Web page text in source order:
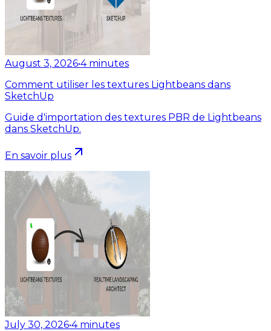
August 3, 2026•4 minutes
Comment utiliser les textures Lightbeans dans
SketchUp
Guide d'importation des textures PBR de Lightbeans
dans SketchUp.
En savoir plus
July 30, 2026•4 minutes